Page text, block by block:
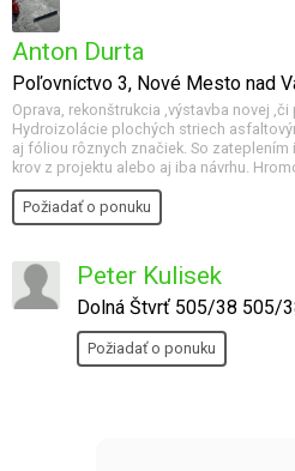
Anton Durta
Poľovníctvo 3, Nové Mesto nad
Oprava, rekonštrukcia ,výstavba novej
Hydroizolácie plochých striech
aj fóliou rôznych značiek. So zateplením
krov z projektu alebo aj iba návrhu.
Požiadať o ponuku
Peter Kulisek
Dolná Štvrť 505/38 505/
Požiadať o ponuku